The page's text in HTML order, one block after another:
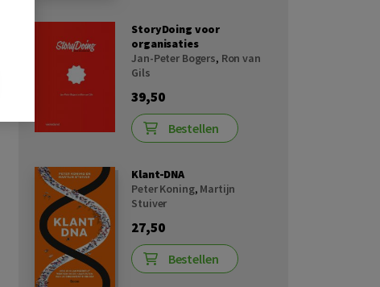
StoryDoing voor
organisaties
Jan-Peter Bogers, Ron van
Gils
39,50
Bestellen
Klant-DNA
Peter Koning, Martijn
Stuiver
27,50
Bestellen